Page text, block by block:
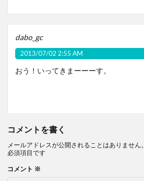
dabo_gc
2013/07/02 2:55 AM
おう！いってきまーーーす。
コメントを書く
メールアドレスが公開されることはありません。
必須項目です
コメント ※